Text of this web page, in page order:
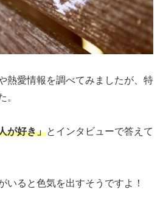
熱愛情報を調べてみましたが、特
。
が好き」とインタビューで答えて
いると色気を出すそうですよ！